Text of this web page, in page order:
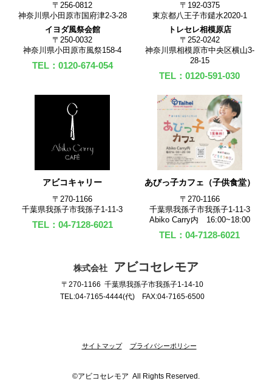
〒256-0812
神奈川県小田原市国府津2-3-28
イヨダ風祭会館
〒250-0032
神奈川県小田原市風祭158-4
TEL：0120-674-054
〒192-0375
東京都八王子市鑓水2020-1
トレセレ相模原店
〒252-0242
神奈川県相模原市中央区横山3-
28-15
TEL：0120-591-030
アビコキャリー
〒270‐1166
千葉県我孫子市我孫子1-11-3
TEL：04-7128-6021
あびっ子カフェ（子供食堂）
〒270‐1166
千葉県我孫子市我孫子1-11-3
Abiko Carry内 16:00~18:00
TEL：04-7128-6021
株式会社 アビコセレモア
〒270-1166 千葉県我孫子市我孫子1-14-10
TEL:04-7165-4444(代) FAX:04-7165-6500
サイトマップ プライバシーポリシー
©アビコセレモア All Rights Reserved.